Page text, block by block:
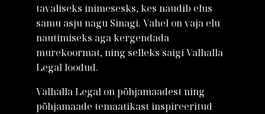
tavaliseks inimesesks, kes naudib elus
samu asju nagu Sinagi. Vahel on vaja elu
nautimiseks aga kergendada
murekoormat, ning selleks saigi Valhalla
Legal loodud.
Valhalla Legal on põhjamaadest ning
põhjamaade temaatikast inspireeritud